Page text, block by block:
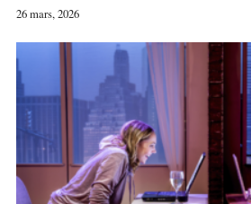
26 mars, 2026